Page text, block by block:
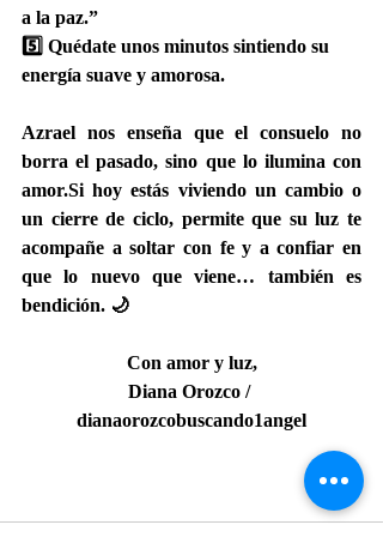
a la paz.”
5️⃣ Quédate unos minutos sintiendo su
energía suave y amorosa.
Azrael nos enseña que el consuelo no
amor.Si hoy estás viviendo un cambio o
un cierre de ciclo, permite que su luz te
acompañe a soltar con fe y a confiar en
que lo nuevo que viene… también es
bendición. 🌙
Con amor y luz,
Diana Orozco /
dianaorozcobuscando1angel